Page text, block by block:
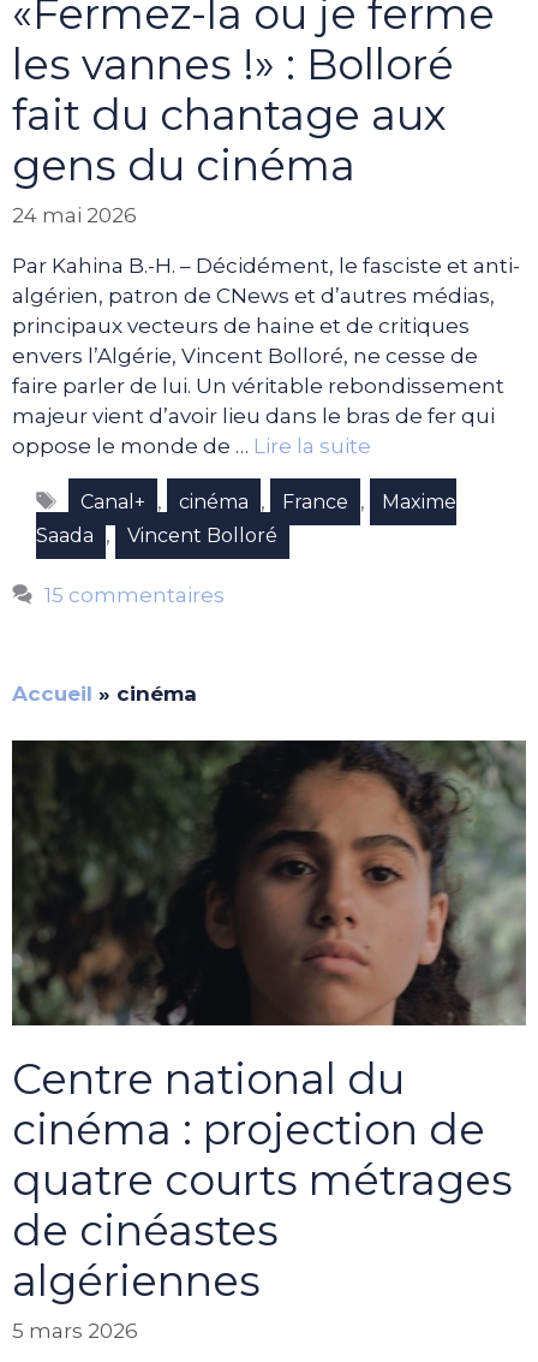
«Fermez-la ou je ferme
les vannes !» : Bolloré
fait du chantage aux
gens du cinéma
24 mai 2026
Par Kahina B.-H. – Décidément, le fasciste et anti-
algérien, patron de CNews et d’autres médias,
principaux vecteurs de haine et de critiques
envers l’Algérie, Vincent Bolloré, ne cesse de
faire parler de lui. Un véritable rebondissement
majeur vient d’avoir lieu dans le bras de fer qui
oppose le monde de … Lire la suite
Étiquettes
Canal+ , cinéma , France ,
Maxime
Saada
, Vincent Bolloré
15 commentaires
Accueil » cinéma
Centre national du
cinéma : projection de
quatre courts métrages
de cinéastes
algériennes
5 mars 2026